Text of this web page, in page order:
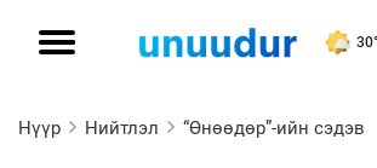
Нүүр Нийтлэл “Өнөөдөр”-ийн сэдэв